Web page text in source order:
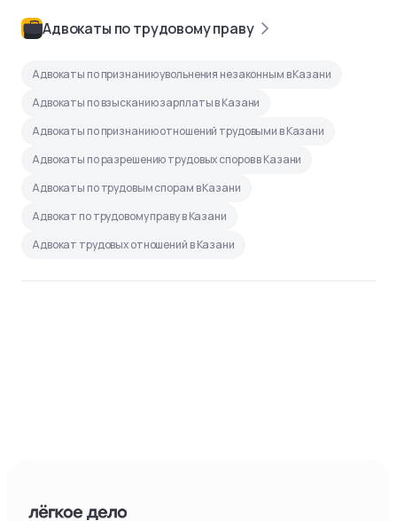
Адвокаты по трудовому праву
Адвокаты по признанию увольнения незаконным в Казани
Адвокаты по взысканию зарплаты в Казани
Адвокаты по признанию отношений трудовыми в Казани
Адвокаты по разрешению трудовых споров в Казани
Адвокаты по трудовым спорам в Казани
Адвокат по трудовому праву в Казани
Адвокат трудовых отношений в Казани